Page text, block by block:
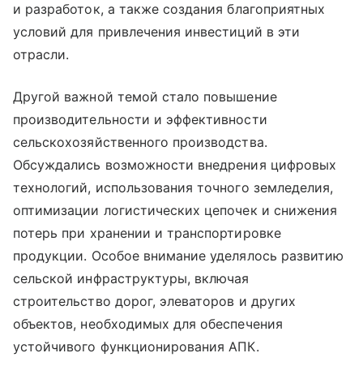
и разработок, а также создания благоприятных
условий для привлечения инвестиций в эти
отрасли.
Другой важной темой стало повышение
производительности и эффективности
сельскохозяйственного производства.
Обсуждались возможности внедрения цифровых
технологий, использования точного земледелия,
оптимизации логистических цепочек и снижения
потерь при хранении и транспортировке
продукции. Особое внимание уделялось развитию
сельской инфраструктуры, включая
строительство дорог, элеваторов и других
объектов, необходимых для обеспечения
устойчивого функционирования АПК.